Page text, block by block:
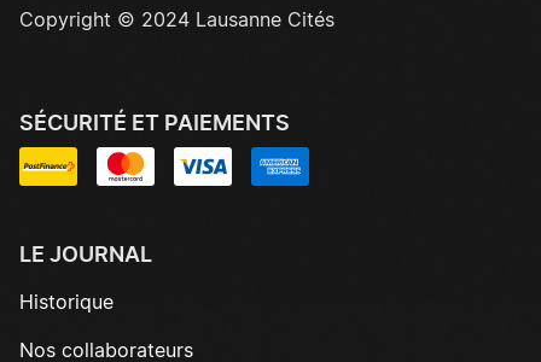
Copyright © 2024 Lausanne Cités
SÉCURITÉ ET PAIEMENTS
LE JOURNAL
Historique
Nos collaborateurs